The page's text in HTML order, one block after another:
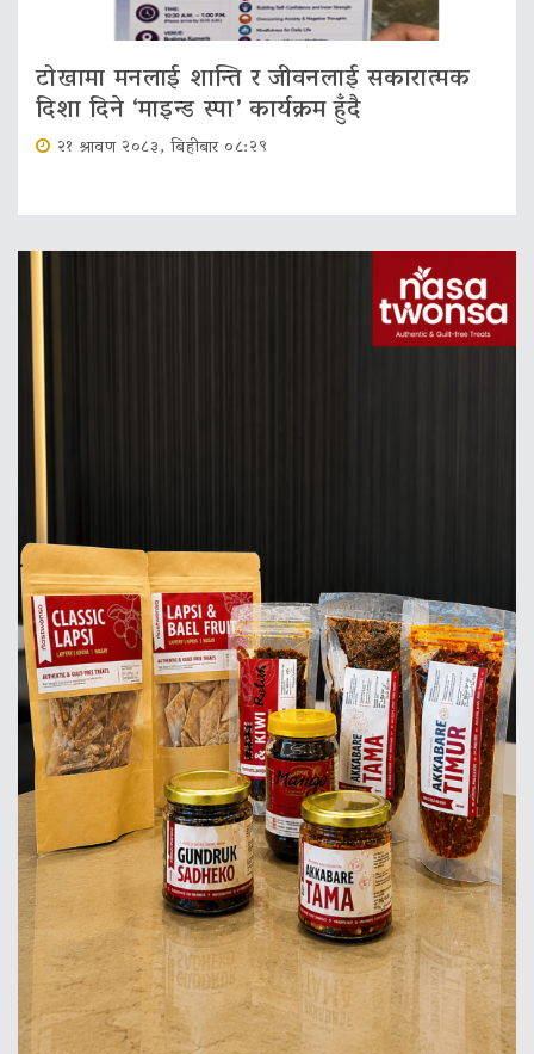
टोखामा मनलाई शान्ति र जीवनलाई सकारात्मक
दिशा दिने ‘माइन्ड स्पा’ कार्यक्रम हुँदै
२१ श्रावण २०८३, बिहीबार ०८:२९